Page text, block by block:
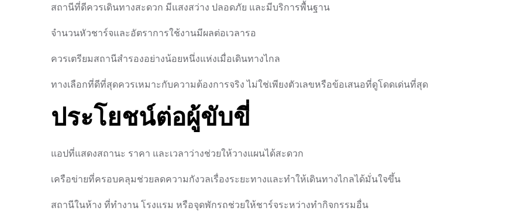
สถานีที่ดีควรเดินทางสะดวก มีแสงสว่าง ปลอดภัย และมีบริการพื้นฐาน
จำนวนหัวชาร์จและอัตราการใช้งานมีผลต่อเวลารอ
ควรเตรียมสถานีสำรองอย่างน้อยหนึ่งแห่งเมื่อเดินทางไกล
ทางเลือกที่ดีที่สุดควรเหมาะกับความต้องการจริง ไม่ใช่เพียงตัวเลขหรือข้อเสนอที่ดูโดดเด่นที่สุด
ประโยชน์ต่อผู้ขับขี่
แอปที่แสดงสถานะ ราคา และเวลาว่างช่วยให้วางแผนได้สะดวก
เครือข่ายที่ครอบคลุมช่วยลดความกังวลเรื่องระยะทางและทำให้เดินทางไกลได้มั่นใจขึ้น
สถานีในห้าง ที่ทำงาน โรงแรม หรือจุดพักรถช่วยให้ชาร์จระหว่างทำกิจกรรมอื่น